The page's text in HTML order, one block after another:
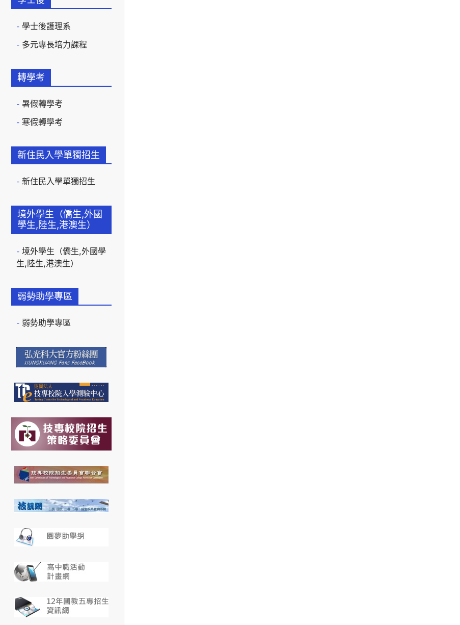
學士後護理系
多元專長培力課程
轉學考
暑假轉學考
寒假轉學考
新住民入學單獨招生
新住民入學單獨招生
境外學生（僑生,外國
學生,陸生,港澳生）
境外學生（僑生,外國學
生,陸生,港澳生）
弱勢助學專區
弱勢助學專區